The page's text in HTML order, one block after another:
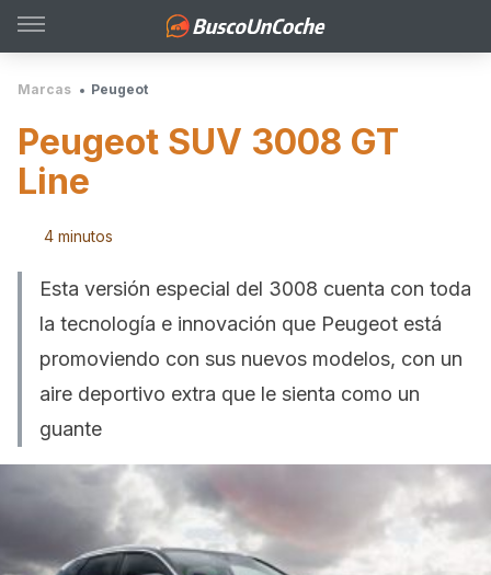
Marcas Peugeot
Peugeot SUV 3008 GT
Line
4 minutos
Esta versión especial del 3008 cuenta con toda
la tecnología e innovación que Peugeot está
promoviendo con sus nuevos modelos, con un
aire deportivo extra que le sienta como un
guante